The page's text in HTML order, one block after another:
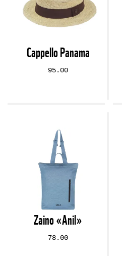
Cappello Panama
95.00
Zaino «Anil»
78.00